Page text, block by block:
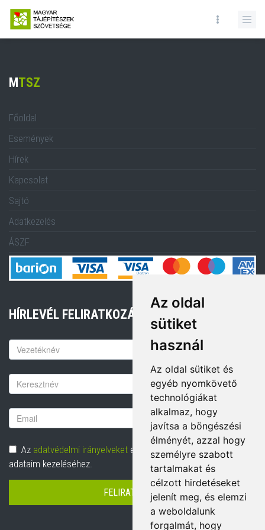
Az oldal
sütiket
használ
Az oldal sütiket és
egyéb nyomkövető
technológiákat
alkalmaz, hogy
javítsa a böngészési
élményét, azzal hogy
személyre szabott
tartalmakat és
célzott hirdetéseket
jelenít meg, és elemzi
a weboldalunk
forgalmát, hogy
MTSZ
Főoldal
Események
Hírek
Kapcsolat
Sajtó
Adatkezelés
ÁSZF
HÍRLEVÉL FELIRATKOZÁS
Keresztnév
Vezetéknév
Email
cím
Adatvédelem
Az adatvédelmi irányelveket elolvastam és hozzájárulok
adataim kezeléséhez.
FELIRATKOZÁS